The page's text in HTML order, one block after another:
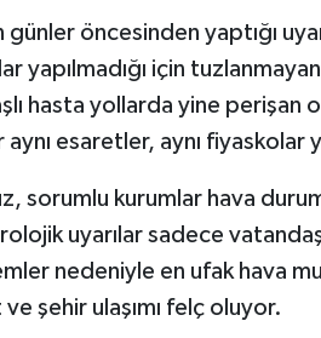
öncesinden yaptığı
yapılmadığı için
hasta yollarda yine perişan
aynı esaretler, aynı fiyaskolar
sorumlu kurumlar hava
uyarılar sadece
nedeniyle en ufak hava
şehir ulaşımı felç oluyor.